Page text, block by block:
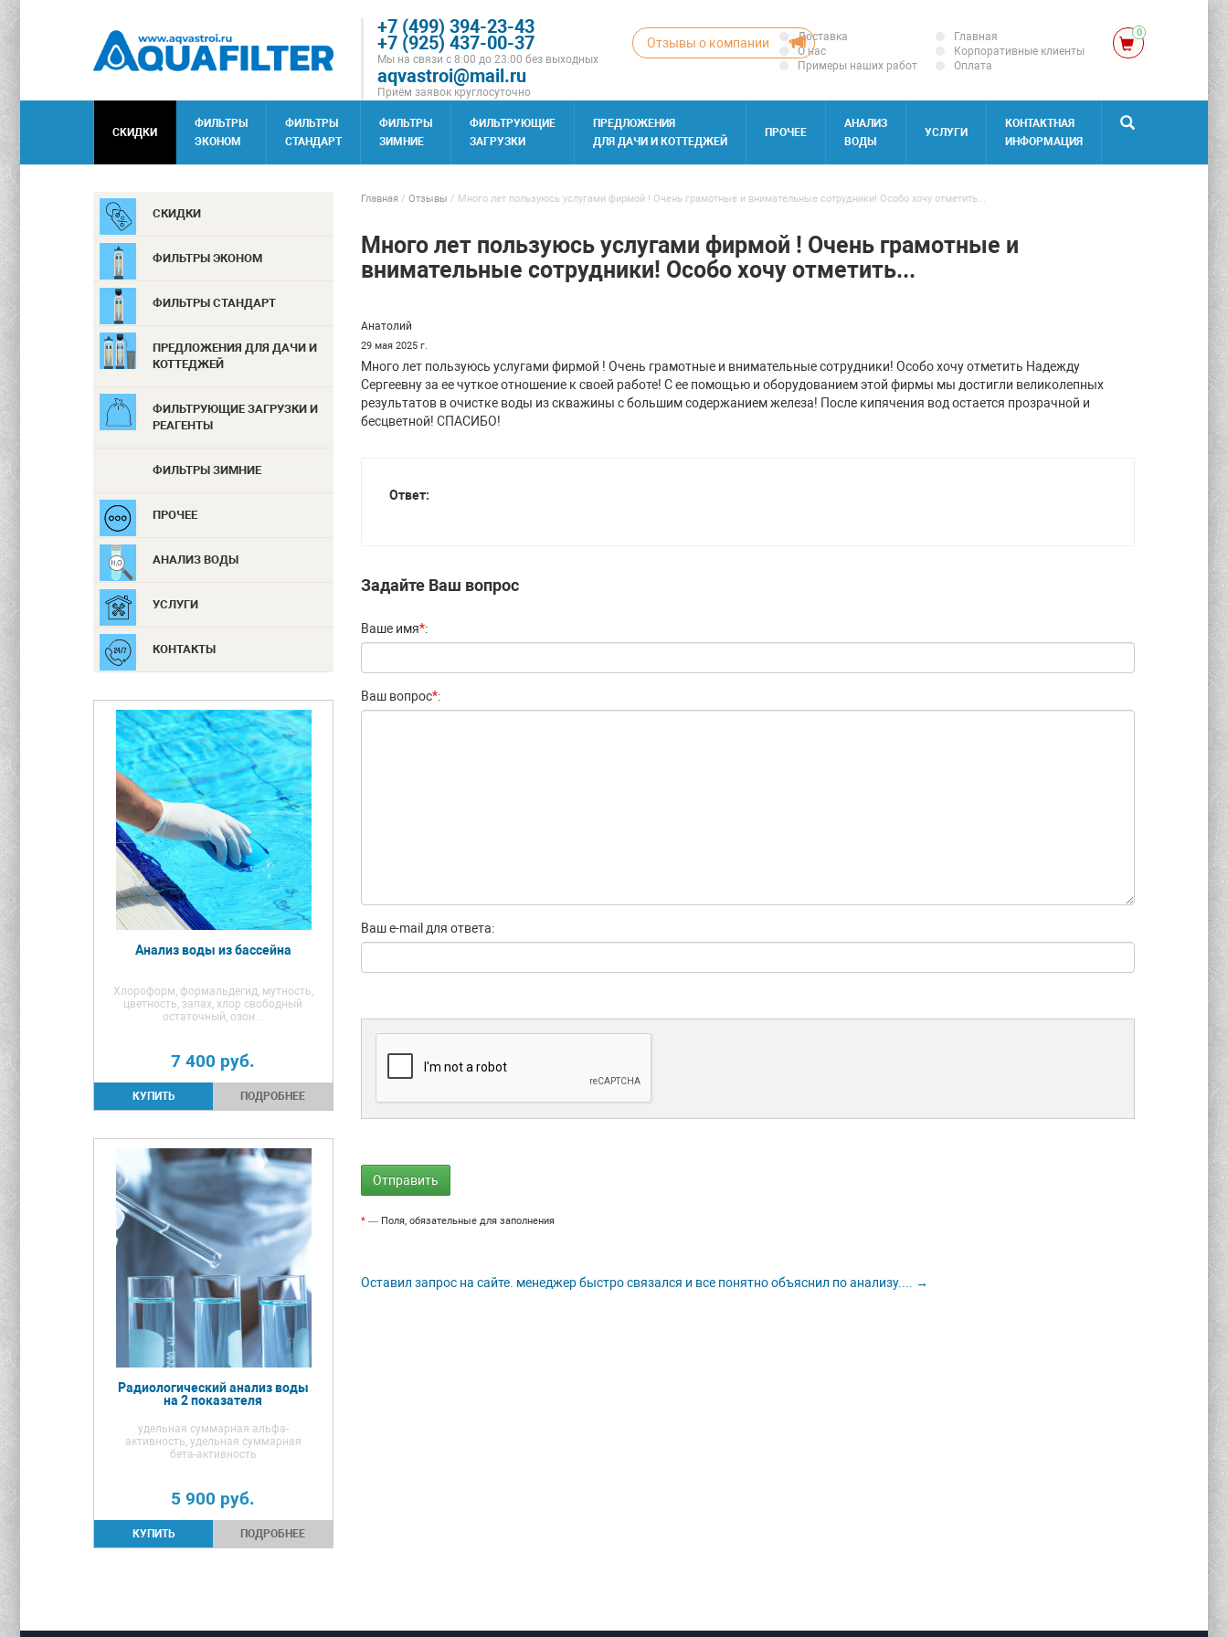
Отзывы о компании
+7 (499) 394-23-43
+7 (925) 437-00-37
Мы на связи с 8:00 до 23:00 без выходных
aqvastroi@mail.ru
Приём заявок круглосуточно
Доставка
О нас
Примеры наших работ
Главная
Корпоративные клиенты
Оплата
0
СКИДКИ
ФИЛЬТРЫ
ЭКОНОМ
ФИЛЬТРЫ
СТАНДАРТ
ФИЛЬТРЫ
ЗИМНИЕ
ФИЛЬТРУЮЩИЕ
ЗАГРУЗКИ
ПРЕДЛОЖЕНИЯ
ДЛЯ ДАЧИ И КОТТЕДЖЕЙ
ПРОЧЕЕ
АНАЛИЗ
ВОДЫ
УСЛУГИ
КОНТАКТНАЯ
ИНФОРМАЦИЯ
СКИДКИ
ФИЛЬТРЫ ЭКОНОМ
ФИЛЬТРЫ СТАНДАРТ
ПРЕДЛОЖЕНИЯ ДЛЯ ДАЧИ И
КОТТЕДЖЕЙ
ФИЛЬТРУЮЩИЕ ЗАГРУЗКИ И
РЕАГЕНТЫ
ФИЛЬТРЫ ЗИМНИЕ
ПРОЧЕЕ
АНАЛИЗ ВОДЫ
УСЛУГИ
КОНТАКТЫ
Анализ воды из бассейна
Хлороформ, формальдегид, мутность,
цветность, запах, хлор свободный
остаточный, озон...
7 400 руб.
ПОДРОБНЕЕ
Радиологический анализ воды
на 2 показателя
удельная суммарная альфа-
активность, удельная суммарная
бета-активность
5 900 руб.
ПОДРОБНЕЕ
Главная / Отзывы / Много лет пользуюсь услугами фирмой ! Очень грамотные и внимательные сотрудники! Особо хочу отметить...
Много лет пользуюсь услугами фирмой ! Очень грамотные и
внимательные сотрудники! Особо хочу отметить...
Анатолий
29 мая 2025 г.
Много лет пользуюсь услугами фирмой ! Очень грамотные и внимательные сотрудники! Особо хочу отметить Надежду
Сергеевну за ее чуткое отношение к своей работе! С ее помощью и оборудованием этой фирмы мы достигли великолепных
результатов в очистке воды из скважины с большим содержанием железа! После кипячения вод остается прозрачной и
бесцветной! СПАСИБО!
Ответ:
Задайте Ваш вопрос
Ваше имя*:
Ваш вопрос*:
Ваш e-mail для ответа:
*— Поля, обязательные для заполнения
Оставил запрос на сайте. менеджер быстро связался и все понятно объяснил по анализу.... →